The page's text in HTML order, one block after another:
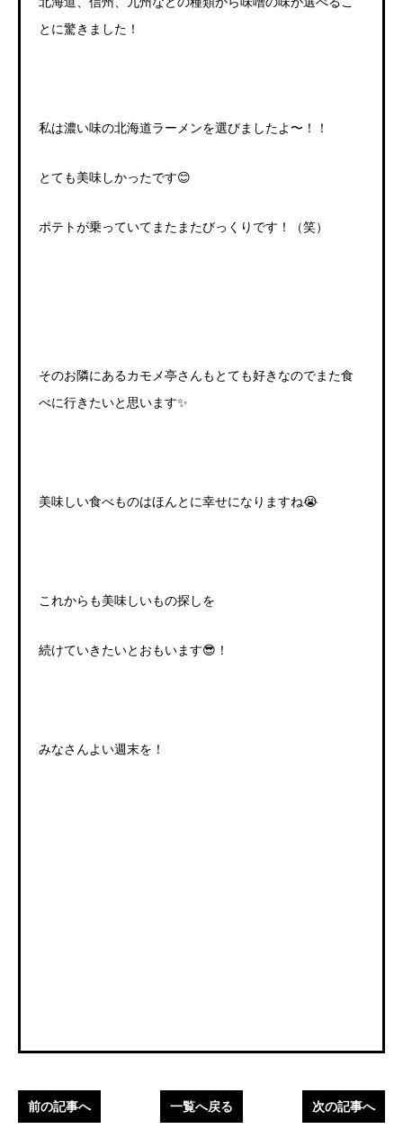
とに驚きました！
私は濃い味の北海道ラーメンを選びましたよ〜！！
とても美味しかったです😊
ポテトが乗っていてまたまたびっくりです！（笑）
そのお隣にあるカモメ亭さんもとても好きなのでまた食
べに行きたいと思います✨
美味しい食べものはほんとに幸せになりますね😭
これからも美味しいもの探しを
続けていきたいとおもいます😎！
みなさんよい週末を！
前の記事へ 一覧へ戻る 次の記事へ